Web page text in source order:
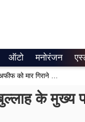
ऑटो मनोरंजन
के मुख्य